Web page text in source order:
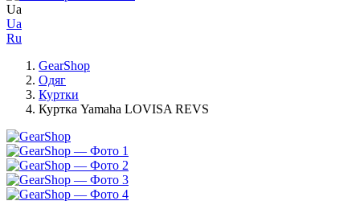
Ua
Ua
Ru
GearShop
Одяг
Куртки
Куртка Yamaha LOVISA REVS